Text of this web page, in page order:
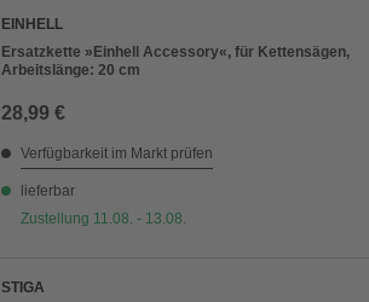
EINHELL
Ersatzkette »Einhell Accessory«, für Kettensägen,
Arbeitslänge: 20 cm
28,99 €
Verfügbarkeit im Markt prüfen
lieferbar
Zustellung 11.08. - 13.08.
STIGA